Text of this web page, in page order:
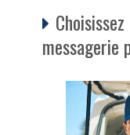
messagerie